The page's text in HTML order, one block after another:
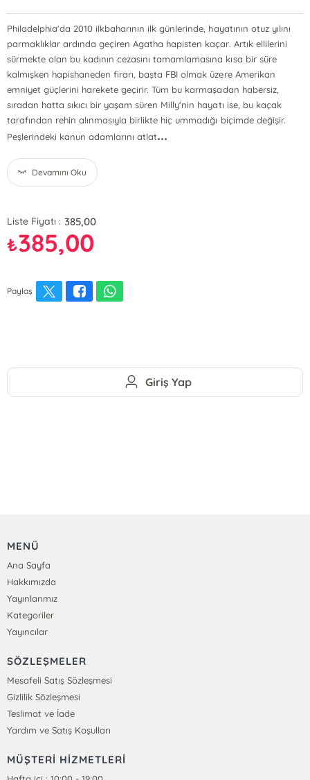
Philadelphia'da 2010 ilkbaharının ilk günlerinde, hayatının otuz yılını
parmaklıklar ardında geçiren Agatha hapisten kaçar. Artık ellilerini
sürmekte olan bu kadının cezasını tamamlamasına kısa bir süre
kalmışken hapishaneden firarı, başta FBI olmak üzere Amerikan
emniyet güçlerini harekete geçirir. Tüm bu karmaşadan habersiz,
sıradan hatta sıkıcı bir yaşam süren Milly'nin hayatı ise, bu kaçak
tarafından rehin alınmasıyla birlikte hiç ummadığı biçimde değişir.
Peşlerindeki kanun adamlarını atlat...
Devamını Oku
Liste Fiyatı : 385,00
₺385,00
Paylaş
Giriş Yap
MENÜ
Ana Sayfa
Hakkımızda
Yayınlarımız
Kategoriler
Yayıncılar
SÖZLEŞMELER
Mesafeli Satış Sözleşmesi
Gizlilik Sözleşmesi
Teslimat ve İade
Yardım ve Satış Koşulları
MÜŞTERİ HİZMETLERİ